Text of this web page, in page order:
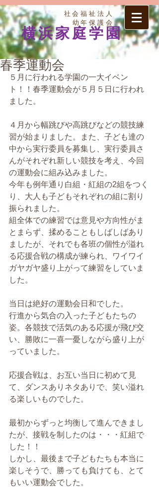
社会福祉法人
幼年保護会
横浜家庭学園
春季運動会
５月に行われる学園の一大イベン
ト！！春季運動会が５月５日に行われ
ました。
４月から幅跳びや高跳びなどの競技練
習が始まりました。また、子ども達の
中から実行委員を募集し、実行委員さ
んがそれぞれ新しい競技を考え、今回
の運動会に組み込みました。
今年も例年通り白組・紅組の2組をつく
り、大人も子どもそれぞれの組に割り
振られました。
組全体での練習では意見や方向性がま
とまらず、揉めることもしばしばあり
ましたが、それでも各班の個性が溢れ
る応援合戦の構成が練られ、ワイワイ
ガヤガヤ盛り上がって練習をしていま
した。
当日は絶好の運動会日和でした。
行進から気合の入った子どもたちの
姿。各競技で活気のある応援が飛び交
い、勝敗に一喜一憂しながら盛り上が
っていました。
応援合戦は、お互い当日に初めて見
て、ダンスありネタありで、笑い溢れ
る楽しいものでした。
最初からずっと均衡して進んできまし
たが、接戦を制したのは・・・紅組で
した！！
しかし、最後まで子どもたちも本当に
楽しそうで、勝っても負けても、とて
もいい運動会でした。